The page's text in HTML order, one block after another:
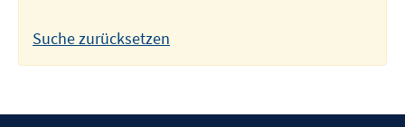
Suche zurücksetzen